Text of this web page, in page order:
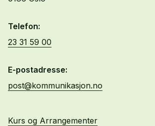
Telefon:
23 31 59 00
E-postadresse:
post@kommunikasjon.no
Kurs og Arrangementer